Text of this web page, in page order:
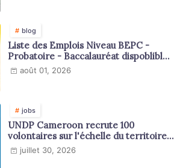
blog
Liste des Emplois Niveau BEPC -
Probatoire - Baccalauréat dispoblible
en 2026
août 01, 2026
jobs
UNDP Cameroon recrute 100
volontaires sur l'échelle du territoire
national
juillet 30, 2026